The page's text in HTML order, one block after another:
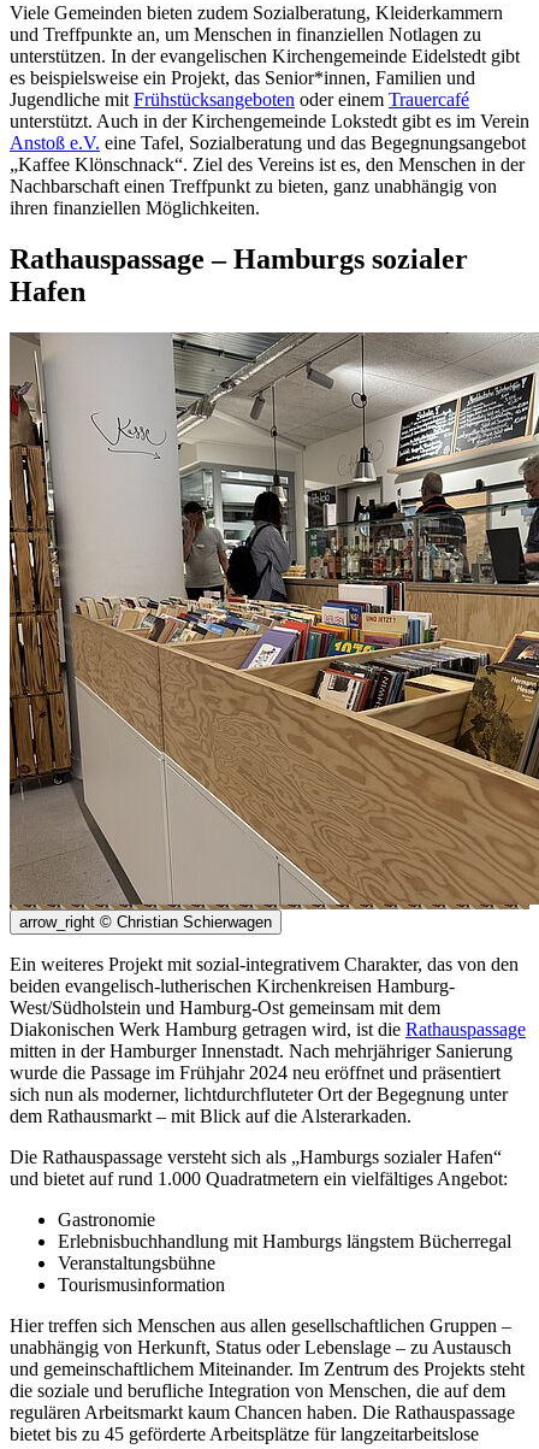
Viele Gemeinden bieten zudem Sozialberatung, Kleiderkammern
und Treffpunkte an, um Menschen in finanziellen Notlagen zu
unterstützen. In der evangelischen Kirchengemeinde Eidelstedt gibt
es beispielsweise ein Projekt, das Senior*innen, Familien und
Jugendliche mit Frühstücksangeboten oder einem Trauercafé
unterstützt. Auch in der Kirchengemeinde Lokstedt gibt es im Verein
Anstoß e.V. eine Tafel, Sozialberatung und das Begegnungsangebot
„Kaffee Klönschnack“. Ziel des Vereins ist es, den Menschen in der
Nachbarschaft einen Treffpunkt zu bieten, ganz unabhängig von
ihren finanziellen Möglichkeiten.
Rathauspassage – Hamburgs sozialer
Hafen
arrow_right © Christian Schierwagen
Ein weiteres Projekt mit sozial-integrativem Charakter, das von den
beiden evangelisch-lutherischen Kirchenkreisen Hamburg-
West/Südholstein und Hamburg-Ost gemeinsam mit dem
Diakonischen Werk Hamburg getragen wird, ist die Rathauspassage
mitten in der Hamburger Innenstadt. Nach mehrjähriger Sanierung
wurde die Passage im Frühjahr 2024 neu eröffnet und präsentiert
sich nun als moderner, lichtdurchfluteter Ort der Begegnung unter
dem Rathausmarkt – mit Blick auf die Alsterarkaden.
Die Rathauspassage versteht sich als „Hamburgs sozialer Hafen“
und bietet auf rund 1.000 Quadratmetern ein vielfältiges Angebot:
Gastronomie
Erlebnisbuchhandlung mit Hamburgs längstem Bücherregal
Veranstaltungsbühne
Tourismusinformation
Hier treffen sich Menschen aus allen gesellschaftlichen Gruppen –
unabhängig von Herkunft, Status oder Lebenslage – zu Austausch
und gemeinschaftlichem Miteinander. Im Zentrum des Projekts steht
die soziale und berufliche Integration von Menschen, die auf dem
regulären Arbeitsmarkt kaum Chancen haben. Die Rathauspassage
bietet bis zu 45 geförderte Arbeitsplätze für langzeitarbeitslose